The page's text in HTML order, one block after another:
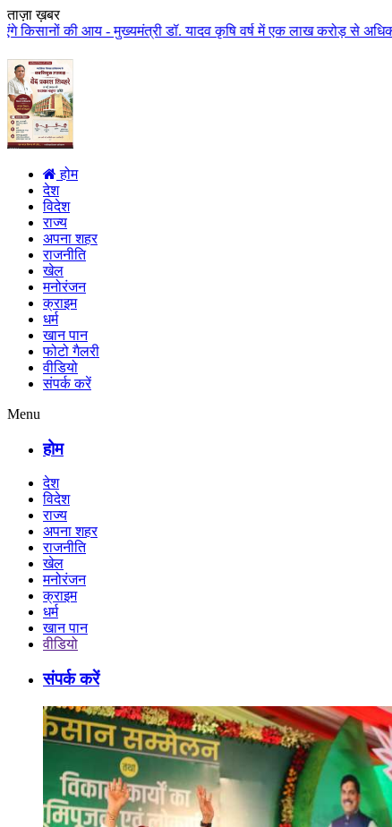
ताज़ा ख़बर
डॉ. यादव कृषि वर्ष में एक लाख करोड़ से अधिक राशि किसान
होम
देश
विदेश
राज्य
अपना शहर
राजनीति
खेल
मनोरंजन
क्राइम
धर्म
खान पान
फोटो गैलरी
वीडियो
संपर्क करें
Menu
होम
देश
विदेश
राज्य
अपना शहर
राजनीति
खेल
मनोरंजन
क्राइम
धर्म
खान पान
वीडियो
संपर्क करें